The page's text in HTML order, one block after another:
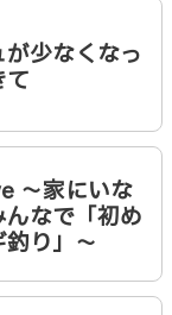
少なくなっ
て
〜家にいな
なで「初め
り」〜